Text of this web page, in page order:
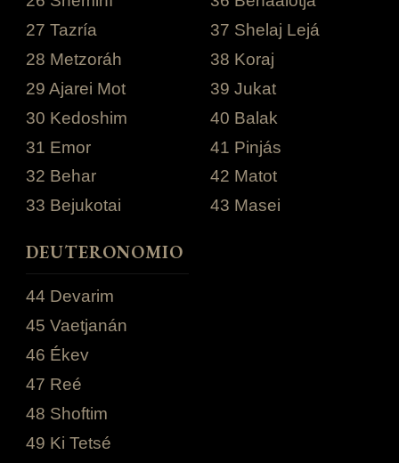
27 Tazría
28 Metzoráh
29 Ajarei Mot
30 Kedoshim
31 Emor
32 Behar
33 Bejukotai
37 Shelaj Lejá
38 Koraj
39 Jukat
40 Balak
41 Pinjás
42 Matot
43 Masei
DEUTERONOMIO
44 Devarim
45 Vaetjanán
46 Ékev
47 Reé
48 Shoftim
49 Ki Tetsé